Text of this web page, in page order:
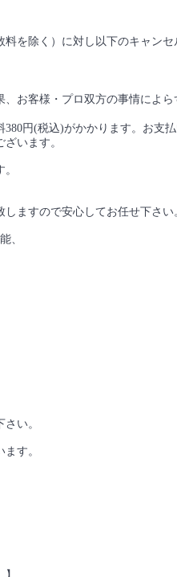
を除く）に対し以下のキャンセ
お客様・プロ双方の事情によ
円(税込)がかかります。お支
います。
ますので安心してお任せ下さい
、
い。
す。